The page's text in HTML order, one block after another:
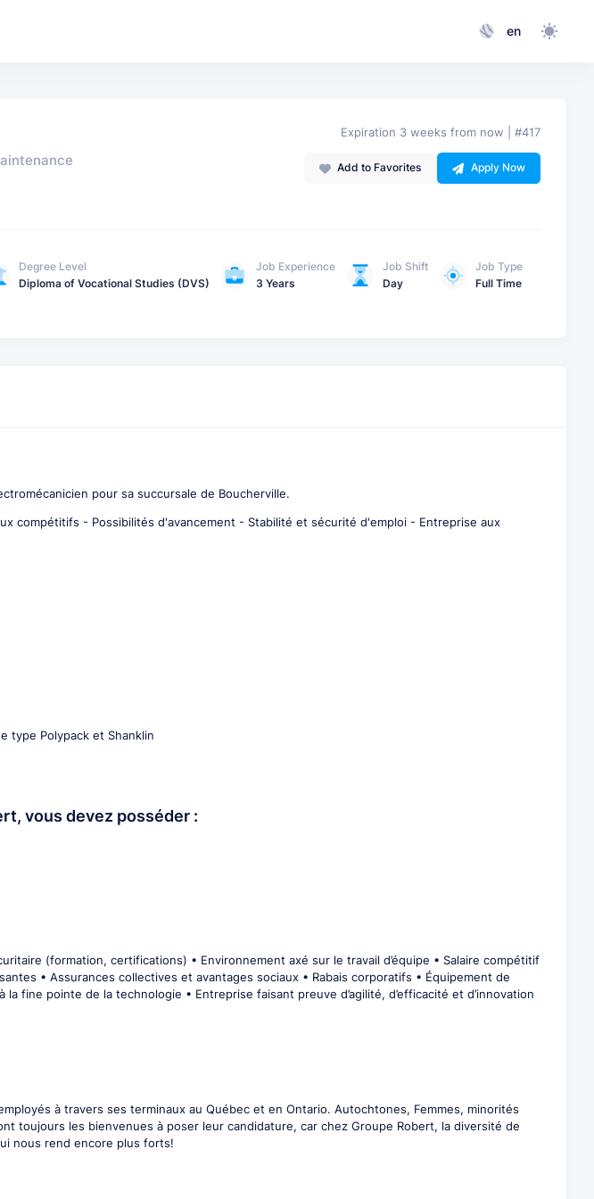
en
Expiration 3 weeks from now | #417
Add to Favorites Apply Now
Degree Level
Diploma of Vocational Studies (DVS)
Job Experience
3 Years
Job Shift
Day
Job Type
Full Time
pour sa succursale de Boucherville.
compétitifs - Possibilités d'avancement - Stabilité et sécurité d'emploi - Entreprise aux
type Polypack et Shanklin
vous devez posséder :
(formation, certifications) • Environnement axé sur le travail d’équipe • Salaire compétitif
• Assurances collectives et avantages sociaux • Rabais corporatifs • Équipement de
fine pointe de la technologie • Entreprise faisant preuve d’agilité, d’efficacité et d’innovation
à travers ses terminaux au Québec et en Ontario. Autochtones, Femmes, minorités
toujours les bienvenues à poser leur candidature, car chez Groupe Robert, la diversité de
nous rend encore plus forts!